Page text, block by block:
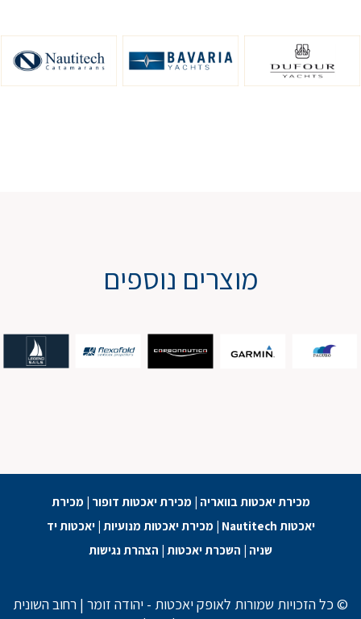
מוצרים נוספים
מכירת יאכטות בוואריה מכירת יאכטות דופור
מכירת
יאכטות Nautitech
מכירת יאכטות מנועיות |יאכטות יד
שניה
השכרת יאכטות הצהרת נגישות
© כל הזכויות שמורות לאופק יאכטות - יהודה זומר | רחוב השונית